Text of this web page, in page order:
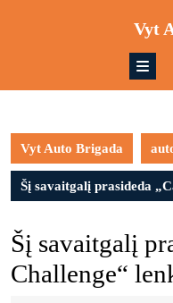
Vyt
Vyt Auto Brigada
Šį savaitgalį prasideda
Šį savaitgalį
Challenge“